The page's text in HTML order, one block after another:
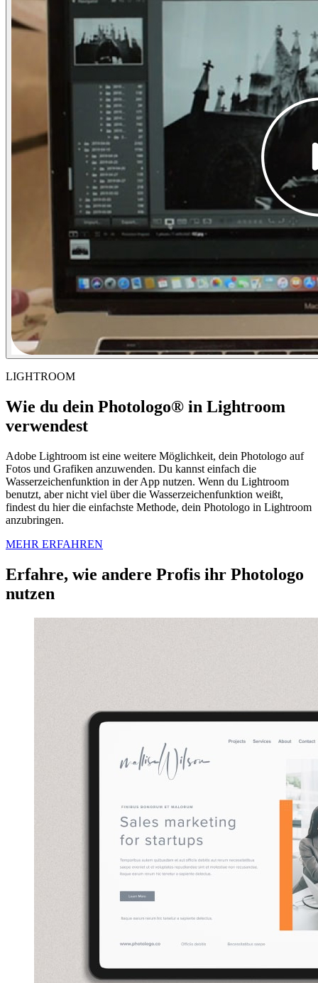
LIGHTROOM
Wie du dein Photologo® in Lightroom
verwendest
Adobe Lightroom ist eine weitere Möglichkeit, dein Photologo auf
Fotos und Grafiken anzuwenden. Du kannst einfach die
Wasserzeichenfunktion in der App nutzen. Wenn du Lightroom
benutzt, aber nicht viel über die Wasserzeichenfunktion weißt,
findest du hier die einfachste Methode, dein Photologo in Lightroom
anzubringen.
MEHR ERFAHREN
Erfahre, wie andere Profis ihr Photologo
nutzen